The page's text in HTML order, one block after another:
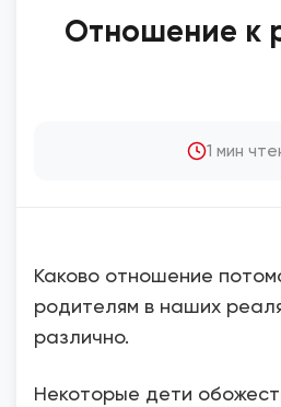
Отношение к
1 мин
Каково отношение
родителям в наших
различно.
Некоторые дети